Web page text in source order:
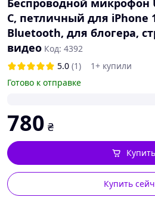
Беспроводной микрофон
C, петличный для iPhone
Bluetooth, для блогера,
видео Код: 4392
5.0 (1)
1+ купили
Готово к отправке
780 ₴
Купить
Купить